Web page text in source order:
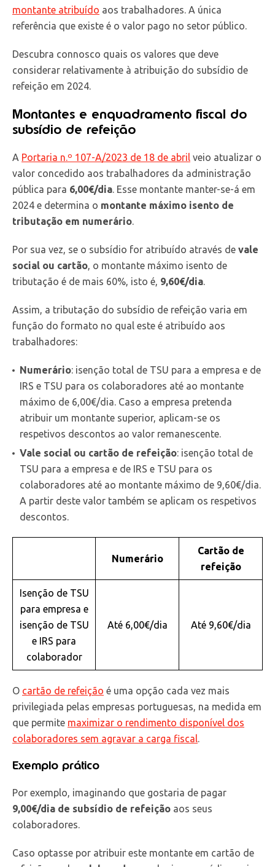
montante atribuído aos trabalhadores. A única
referência que existe é o valor pago no setor público.
Descubra connosco quais os valores que deve
considerar relativamente à atribuição do subsídio de
refeição em 2024.
Montantes e enquadramento fiscal do
subsídio de refeição
A Portaria n.º 107-A/2023 de 18 de abril veio atualizar o
valor concedido aos trabalhadores da administração
pública para 6,00€/dia . Esse montante manter-se-á em
2024 e determina o montante máximo isento de
tributação em numerário
Por sua vez, se o subsídio for atribuído através de vale
social ou cartão , o montante máximo isento de
tributação é de mais 60%, isto é, 9,60€/dia
Assim, a tributação do subsídio de refeição varia em
função do formato no qual este é atribuído aos
trabalhadores:
Numerário: isenção total de TSU para a empresa e de
IRS e TSU para os colaboradores até ao montante
máximo de 6,00€/dia. Caso a empresa pretenda
atribuir um montante superior, aplicam-se os
respetivos descontos ao valor remanescente.
Vale social ou cartão de refeição: isenção total de
TSU para a empresa e de IRS e TSU para os
colaboradores até ao montante máximo de 9,60€/dia.
A partir deste valor também se aplicam os respetivos
descontos.
Numerário
Cartão de
refeição
Isenção de TSU
para empresa e
isenção de TSU
e IRS para
colaborador
Até 6,00€/dia Até 9,60€/dia
O cartão de refeição é uma opção cada vez mais
privilegiada pelas empresas portuguesas, na medida em
que permite maximizar o rendimento disponível dos
colaboradores sem agravar a carga fiscal
Exemplo prático
Por exemplo, imaginando que gostaria de pagar
9,00€/dia de subsídio de refeição aos seus
colaboradores.
Caso optasse por atribuir este montante em cartão de